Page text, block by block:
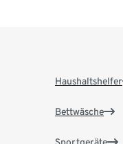
Haushaltshelfer
Bettwäsche